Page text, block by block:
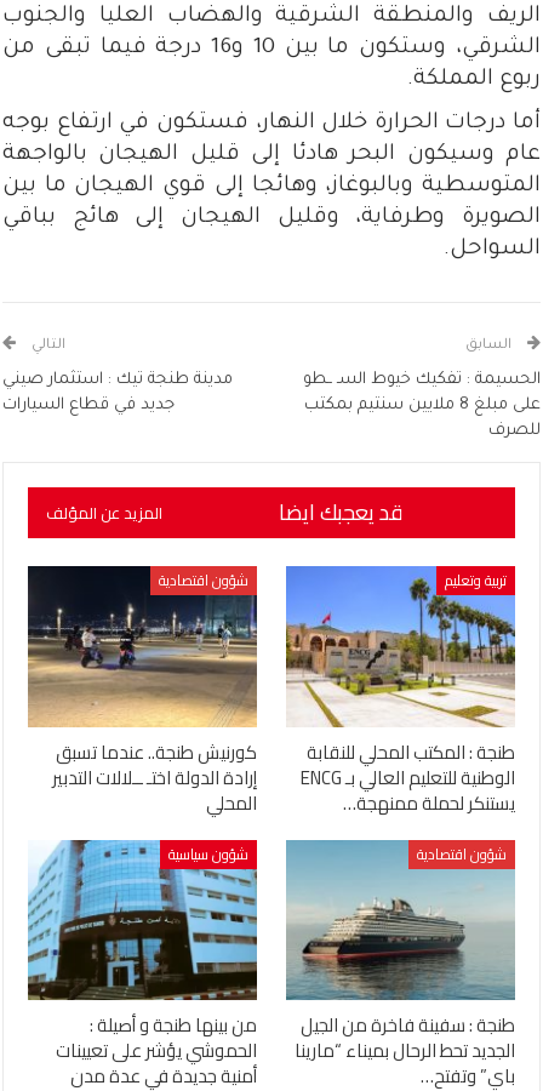
الريف والمنطقة الشرقية والهضاب العليا والجنوب
الشرقي، وستكون ما بين 10 و16 درجة فيما تبقى من
ربوع المملكة.
أما درجات الحرارة خلال النهار، فستكون في ارتفاع بوجه
عام وسيكون البحر هادئا إلى قليل الهيجان بالواجهة
المتوسطية وبالبوغاز، وهائجا إلى قوي الهيجان ما بين
الصويرة وطرفاية، وقليل الهيجان إلى هائج بباقي
السواحل.
السابق
الحسيمة : تفكيك خيوط السـ ــطو
على مبلغ 8 ملايين سنتيم بمكتب
للصرف
التالي
مدينة طنجة تيك : استثمار صيني
جديد في قطاع السيارات
قد يعجبك ايضا المزيد عن المؤلف
تربية وتعليم
طنجة : المكتب المحلي للنقابة
الوطنية للتعليم العالي بـ ENCG
يستنكر لحملة ممنهجة…
شؤون اقتصادية
كورنيش طنجة.. عندما تسبق
إرادة الدولة اختـ ــلالات التدبير
المحلي
شؤون اقتصادية
طنجة : سفينة فاخرة من الجيل
الجديد تحط الرحال بميناء “مارينا
باي” وتفتح…
شؤون سياسية
من بينها طنجة و أصيلة :
الحموشي يؤشر على تعيينات
أمنية جديدة في عدة مدن